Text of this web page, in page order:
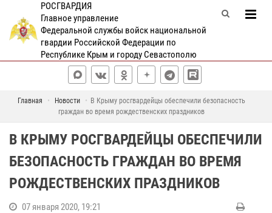
РОСГВАРДИЯ
Главное управление
Федеральной службы войск национальной
гвардии Российской Федерации по
Республике Крым и городу Севастополю
Главная Новости
В Крыму росгвардейцы обеспечили безопасность
граждан во время рождественских праздников
В КРЫМУ РОСГВАРДЕЙЦЫ ОБЕСПЕЧИЛИ
БЕЗОПАСНОСТЬ ГРАЖДАН ВО ВРЕМЯ
РОЖДЕСТВЕНСКИХ ПРАЗДНИКОВ
07 января 2020, 19:21